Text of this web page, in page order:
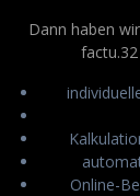
Dann haben
Online-